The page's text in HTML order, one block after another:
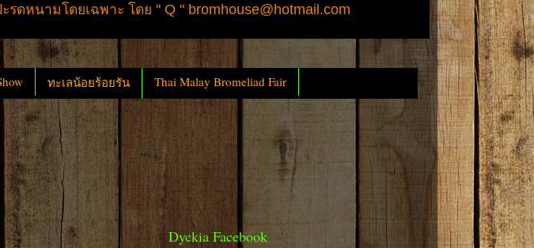
หนามโดยเฉพาะ โดย " Q " bromhouse@hotmail.com
ทะเลน้อยร้อยรัน Thai Malay Bromeliad Fair
Dyckia Facebook